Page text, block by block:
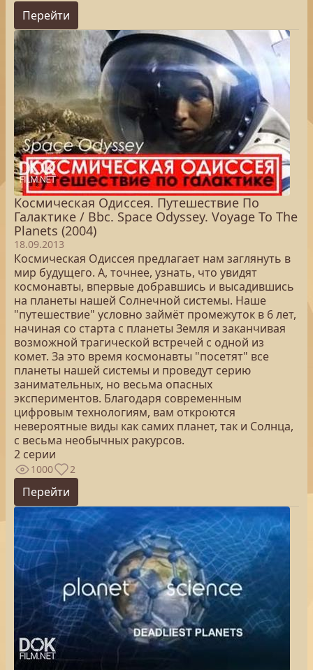
Перейти
Космическая Одиссея. Путешествие По
Галактике / Bbc. Space Odyssey. Voyage To The
Planets (2004)
18.09.2013
Космическая Одиссея предлагает нам заглянуть в
мир будущего. А, точнее, узнать, что увидят
космонавты, впервые добравшись и высадившись
на планеты нашей Солнечной системы. Наше
"путешествие" условно займёт промежуток в 6 лет,
начиная со старта с планеты Земля и заканчивая
возможной трагической встречей с одной из
комет. За это время космонавты "посетят" все
планеты нашей системы и проведут серию
занимательных, но весьма опасных
экспериментов. Благодаря современным
цифровым технологиям, вам откроются
невероятные виды как самих планет, так и Солнца,
с весьма необычных ракурсов.
2 серии
1000 2
Перейти